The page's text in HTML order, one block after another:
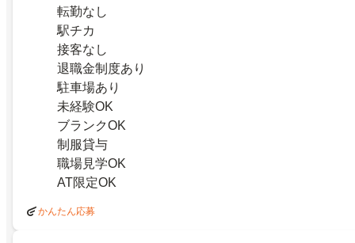
転勤なし
駅チカ
接客なし
退職金制度あり
駐車場あり
未経験OK
ブランクOK
制服貸与
職場見学OK
AT限定OK
かんたん応募